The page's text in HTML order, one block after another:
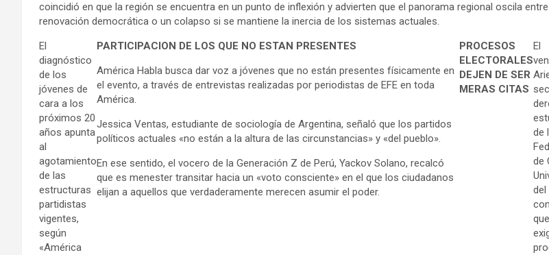
coincidió en que la región se encuentra en un punto de inflexión y advierten que el panorama regional oscila
renovación democrática o un colapso si se mantiene la inercia de los sistemas actuales.
El
diagnóstico
de los
jóvenes de
cara a los
próximos 20
años apunta
al
agotamiento
de las
estructuras
partidistas
vigentes,
según
«América
PARTICIPACION DE LOS QUE NO ESTAN PRESENTES
América Habla busca dar voz a jóvenes que no están presentes físicamente en
el evento, a través de entrevistas realizadas por periodistas de EFE en toda
América.
Jessica Ventas, estudiante de sociología de Argentina, señaló que los partidos
políticos actuales «no están a la altura de las circunstancias» y «del pueblo».
En ese sentido, el vocero de la Generación Z de Perú, Yackov Solano, recalcó
que es menester transitar hacia un «voto consciente» en el que los ciudadanos
elijan a aquellos que verdaderamente merecen asumir el poder.
PROCESOS
ELECTORALES
DEJEN DE SER
MERAS CITAS
El
de
de
del